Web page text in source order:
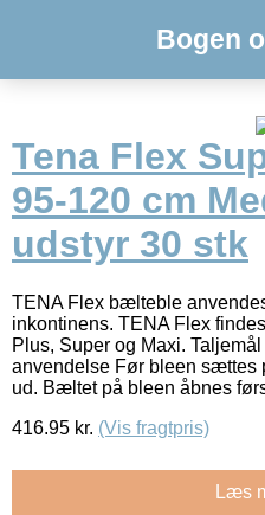
Bogen
Tena Flex
95-120 cm
udstyr 30 stk
TENA Flex bælteble
inkontinens. TENA Flex
Plus, Super og Maxi.
anvendelse Før bleen sættes
ud. Bæltet på bleen åbnes
416.95 kr. (Vis fragtpris)
Læs